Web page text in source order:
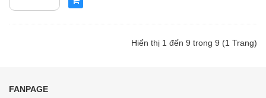
Hiển thị 1 đến 9 trong 9 (1 Trang)
FANPAGE